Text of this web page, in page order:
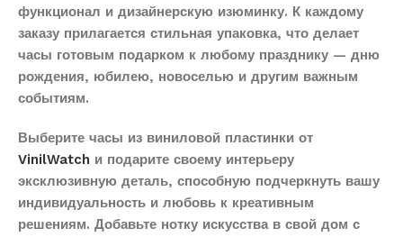
функционал и дизайнерскую изюминку. К каждому
заказу прилагается стильная упаковка, что делает
часы готовым подарком к любому празднику — дню
рождения, юбилею, новоселью и другим важным
событиям.
Выберите часы из виниловой пластинки от
VinilWatch и подарите своему интерьеру
эксклюзивную деталь, способную подчеркнуть вашу
индивидуальность и любовь к креативным
решениям. Добавьте нотку искусства в свой дом с